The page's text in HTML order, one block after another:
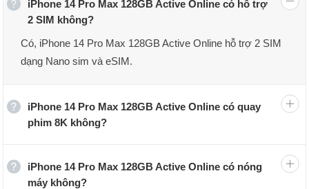
iPhone 14 Pro Max phiên bản Active Online
Giá bán iPhone 14 Pro Max
Điện thoại iPhone 14 Pro Max nổi bật với lối thiết kế sang trọng
giá của sản phẩm này dao động tùy theo dung lượng bộ nhớ trong.
iPhone 14 Pro Max 128GB Active Online có hỗ trợ
2 SIM không?
Có, iPhone 14 Pro Max 128GB Active Online hỗ trợ 2 SIM
dạng Nano sim và eSIM.
iPhone 14 Pro Max 128GB Active Online có quay
phim 8K không?
iPhone 14 Pro Max 128GB Active Online có nóng
máy không?